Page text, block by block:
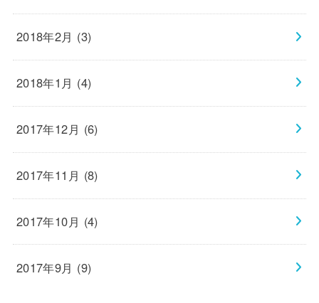
2018年2月 (3)
2018年1月 (4)
2017年12月 (6)
2017年11月 (8)
2017年10月 (4)
2017年9月 (9)